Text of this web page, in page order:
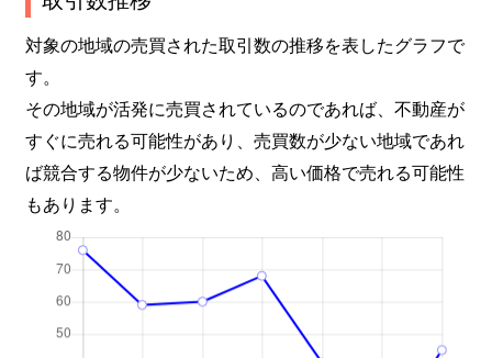
対象の地域の売買された取引数の推移を表したグラフで
す。
その地域が活発に売買されているのであれば、不動産が
すぐに売れる可能性があり、売買数が少ない地域であれ
ば競合する物件が少ないため、高い価格で売れる可能性
もあります。